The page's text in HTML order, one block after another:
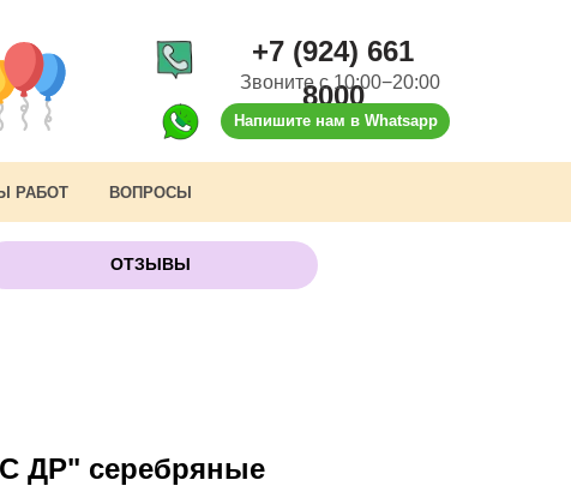
+7 (924) 661
8000
Напишите нам в Whatsapp
Звоните с 10:00−20:00
РАБОТ ВОПРОСЫ
ОТЗЫВЫ
ДР" серебряные